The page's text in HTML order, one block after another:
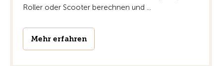
Roller oder Scooter berechnen und ...
Mehr erfahren